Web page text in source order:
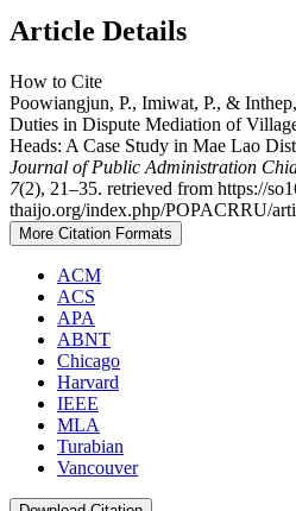
Article Details
How to Cite
Poowiangjun, P., Imiwat, P., &
Duties in Dispute Mediation of
Heads: A Case Study in Mae Lao
Journal of Public Administration
7(2), 21–35. retrieved from https://
thaijo.org/index.php/POPACRRU/
More Citation Formats
ACM
ACS
APA
ABNT
Chicago
Harvard
IEEE
MLA
Turabian
Vancouver